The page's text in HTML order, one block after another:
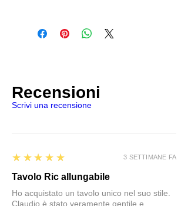
Recensioni
Scrivi una recensione
5
★★★★★
Tavolo Ric allungabile
Ho acquistato un tavolo unico nel suo stile.
Claudio è stato veramente gentile e
3 SETTIMANE FA